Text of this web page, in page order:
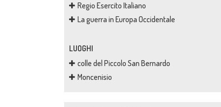
Regio Esercito Italiano
La guerra in Europa Occidentale
LUOGHI
colle del Piccolo San Bernardo
Moncenisio